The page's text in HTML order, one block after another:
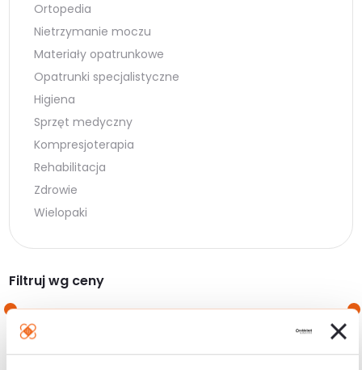
Ortopedia
Nietrzymanie moczu
Materiały opatrunkowe
Opatrunki specjalistyczne
Higiena
Sprzęt medyczny
Kompresjoterapia
Rehabilitacja
Zdrowie
Wielopaki
Filtruj wg ceny